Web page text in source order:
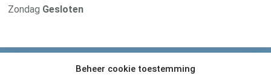
Beheer cookie toestemming
Zondag Gesloten
Van der Pigge is verbonden met haar